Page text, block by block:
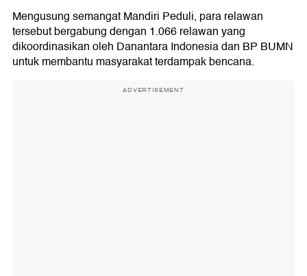
Mengusung semangat Mandiri Peduli, para relawan
tersebut bergabung dengan 1.066 relawan yang
dikoordinasikan oleh Danantara Indonesia dan BP BUMN
untuk membantu masyarakat terdampak bencana.
ADVERTISEMENT